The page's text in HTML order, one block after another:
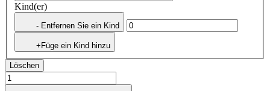
Kind(er)
- Entfernen Sie ein Kind
+Füge ein Kind hinzu
Löschen